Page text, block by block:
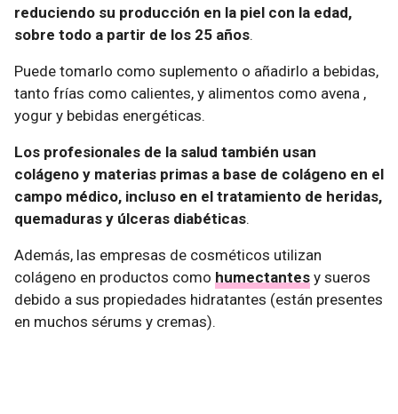
reduciendo su producción en la piel con la edad,
sobre todo a partir de los 25 años.
Puede tomarlo como suplemento o añadirlo a bebidas,
tanto frías como calientes, y alimentos como avena ,
yogur y bebidas energéticas.
Los profesionales de la salud también usan
colágeno y materias primas a base de colágeno en el
campo médico, incluso en el tratamiento de heridas,
quemaduras y úlceras diabéticas.
Además, las empresas de cosméticos utilizan
colágeno en productos como humectantes y sueros
debido a sus propiedades hidratantes (están presentes
en muchos sérums y cremas).